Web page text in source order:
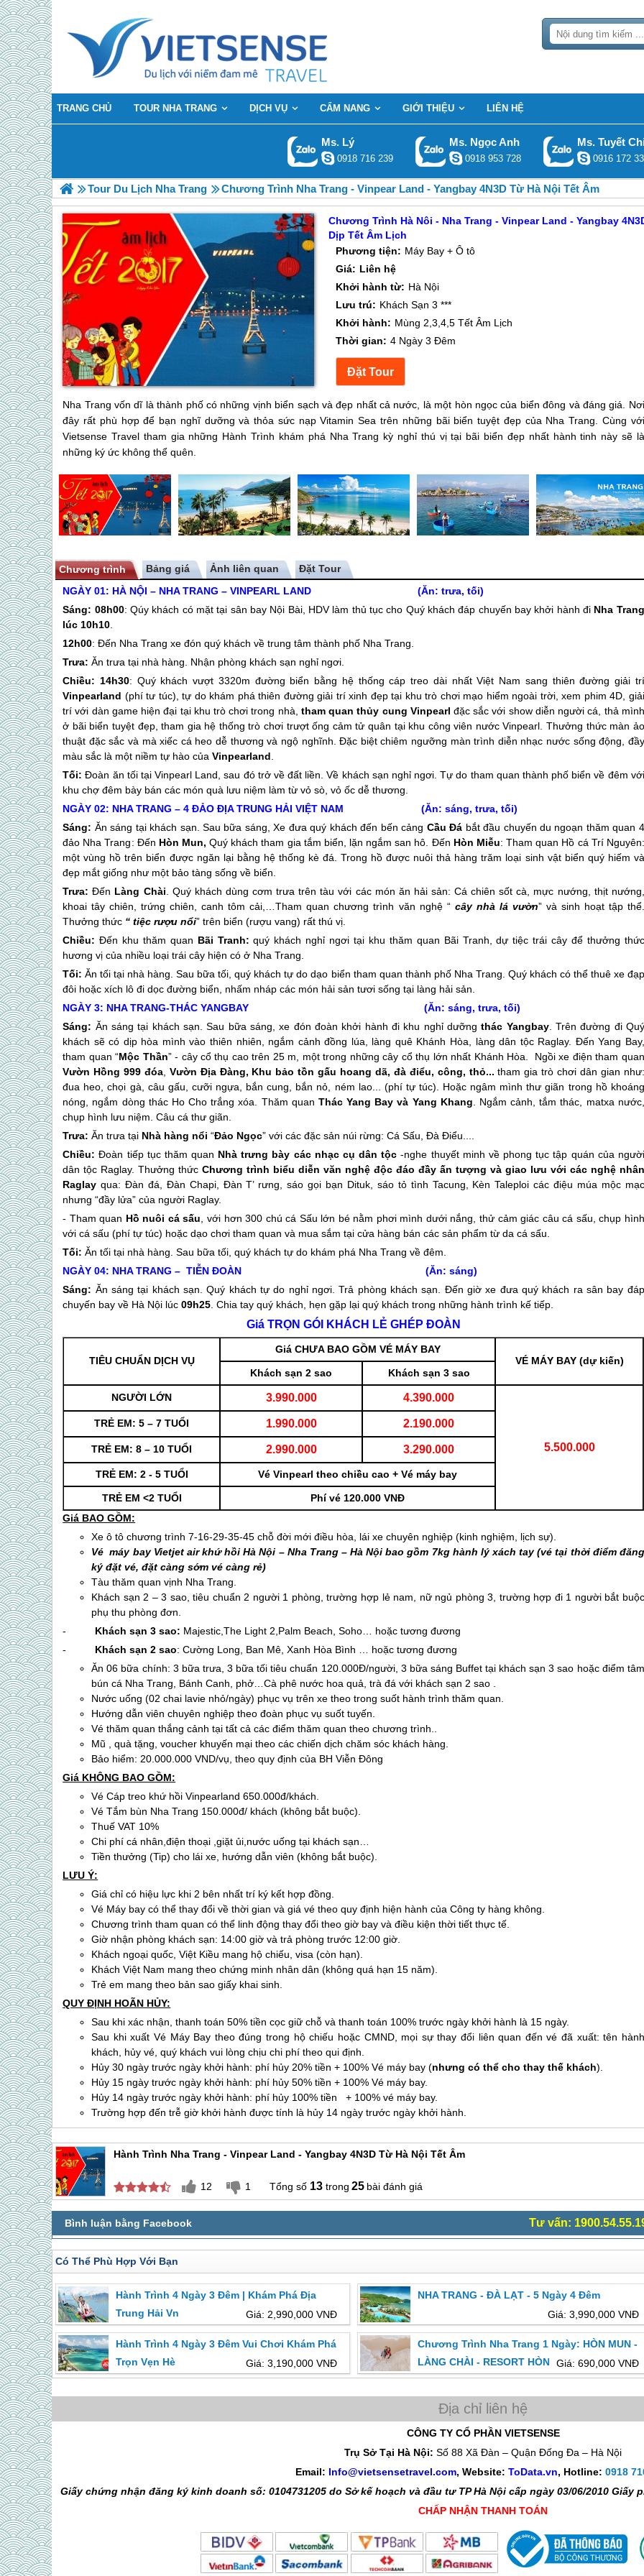
TRANG CHỦ TOUR NHA TRANG DỊCH VỤ CẨM NANG GIỚI THIỆU LIÊN HỆ
Ms. Lý
0918 716 239
Ms. Ngọc Anh
0918 953 728
Ms. Tuyết
0916 172
Tour Du Lịch Nha Trang Chương Trình Nha Trang - Vinpear Land - Yangbay 4N3D Từ Hà Nội Tết Âm
Chương Trình Hà Nôi - Nha Trang - Vinpear Land - Yangbay
Dịp Tết Âm Lịch
Phương tiện: Máy Bay + Ô tô
Giá: Liên hệ
Khởi hành từ: Hà Nội
Lưu trú: Khách Sạn 3 ***
Khởi hành: Mùng 2,3,4,5 Tết Âm Lịch
Thời gian: 4 Ngày 3 Đêm
Nha Trang vốn dĩ là thành phố có những vịnh biển sạch và đẹp nhất cả nước, là một hòn ngọc của biển đông và đáng giá. Nơi
đây rất phù hợp để bạn nghĩ dưỡng và thỏa sức nạp Vitamin Sea trên những bãi biển tuyệt đẹp của Nha Trang. Cùng với
Vietsense Travel tham gia những Hành Trình khám phá Nha Trang kỳ nghỉ thú vị tại bãi biển đẹp nhất hành tinh này sẽ là
những ký ức không thể quên.
Chương trình Bảng giá
Ảnh liên quan
NGÀY 01: HÀ NỘI – NHA TRANG – VINPEARL LAND (Ăn: trưa, tối)
Sáng: 08h00: Qúy khách có mặt tại sân bay Nội Bài, HDV làm thủ tục cho Quý khách đáp chuyến bay khởi hành đi Nha Trang
lúc 10h10
12h00: Đến Nha Trang xe đón quý khách về trung tâm thành phố Nha Trang
Trưa:Ăn trưa tại nhà hàng. Nhận phòng khách sạn nghỉ ngơi.
Chiều: 14h30: Quý khách vượt 3320m đường biển bằng hệ thống cáp treo dài nhất Việt Nam sang thiên đường giải trí
Vinpearland (phí tư túc), tự do khám phá thiên đường giải trí xinh đẹp tại khu trò chơi mạo hiểm ngoài trời, xem phim 4D, giải
trí với dàn game hiện đại tại khu trò chơi trong nhà, tham quan thủy cung Vinpearl đặc sắc với show diễn người cá, thả mình
ở bãi biển tuyệt đẹp, tham gia hệ thống trò chơi trượt ống cảm tử quân tại khu công viên nước Vinpearl. Thưởng thức màn ảo
thuật đặc sắc và mà xiếc cá heo dễ thương và ngộ nghĩnh. Đặc biệt chiêm ngưỡng màn trình diễn nhạc nước sống động, đầy
màu sắc là một niềm tự hào củaVinpearland
Tối:Đoàn ăn tối tại Vinpearl Land, sau đó trở về đất liền. Về khách sạn nghỉ ngơi. Tự do tham quan thành phố biển về đêm với
khu chợ đêm bày bán các món quà lưu niệm làm từ vỏ sò, vỏ ốc dễ thương.
NGÀY 02: NHA TRANG – 4 ĐẢO ĐỊA TRUNG HẢI VIỆT NAM (Ăn: sáng, trưa, tối)
Sáng: Ăn sáng tại khách sạn. Sau bữa sáng, Xe đưa quý khách đến bến cảng Cầu Đá bắt đầu chuyến du ngoạn thăm quan 4
đảo Nha Trang: Đến Hòn Mun, Quý khách tham gia tắm biển, lặn ngắm san hô. Đến Hòn Miễu: Tham quan Hồ cá Trí Nguyên:
một vùng hồ trên biển được ngăn lại bằng hệ thống kè đá. Trong hồ được nuôi thả hàng trăm loại sinh vật biển quý hiếm và
đẹp mắt giống như một bảo tàng sống về biển.
Trưa:Đến Làng Chài . Quý khách dùng cơm trưa trên tàu với các món ăn hải sản: Cá chiên sốt cà, mực nướng, thịt nướng,
khoai tây chiên, trứng chiên, canh tôm cải,…Tham quan chương trình văn nghệ “ cây nhà lá vườn” và sinh hoạt tập thể.
Thưởng thức “ tiệc rượu nổi” trên biển (rượu vang) rất thú vị.
Chiều:Đến khu thăm quan Bãi Tranh:quý khách nghỉ ngơi tại khu thăm quan Bãi Tranh, dự tiệc trái cây để thưởng thức
hương vị của nhiều loại trái cây hiện có ở Nha Trang
Tối:Ăn tối tại nhà hàng. Sau bữa tối, quý khách tự do dạo biển tham quan thành phố Nha Trang . Quý khách có thể thuê xe đạp
đôi hoặc xích lô đi dọc đường biển, nhấm nháp các món hải sản tươi sống tại làng hải sản.
NGÀY 3: NHA TRANG-THÁC YANGBAY (Ăn: sáng, trưa, tối)
Sáng: Ăn sáng tại khách sạn. Sau bữa sáng, xe đón đoàn khởi hành đi khu nghỉ dưỡngthác Yangbay. Trên đường đi Quý
khách sẽ có dịp hòa mình vào thiên nhiên, ngắm cảnh đồng lúa, làng quê Khánh Hòa, làng dân tộc Raglay. Đến Yang Bay,
tham quan “Mộc Thần” - cây cổ thụ cao trên 25 m, một trong những cây cổ thụ lớn nhất Khánh Hòa. Ngồi xe điện tham quan
Vườn Hồng 999 đóa, Vườn Địa Đàng, Khu bảo tồn gấu hoang dã, đà điểu, công, thỏ... tham gia trò chơi dân gian như:
đua heo, chọi gà, câu gấu, cưỡi ngựa, bắn cung, bắn nỏ, ném lao... (phí tự túc). Hoặc ngâm mình thư giãn trong hồ khoáng
nóng, ngắm dòng thác Ho Cho trắng xóa. Thăm quan Thác Yang Bay và Yang Khang . Ngắm cảnh, tắm thác, matxa nước,
chụp hình lưu niệm. Câu cá thư giãn.
Trưa:Ăn trưa tại Nhà hàng nổi “Đảo Ngọc” với các đặc sản núi rừng: Cá Sấu, Đà Điểu....
Chiều:Đoàn tiếp tục thăm quan Nhà trưng bày các nhạc cụ dân tộc-nghe thuyết minh về phong tục tập quán của người
dân tộc Raglay. Thưởng thứcChương trình biểu diễn văn nghệ độc đáo đầy ấn tượng và giao lưu với các nghệ nhân
Raglay qua: Đàn đá, Đàn Chapi, Đàn T’ rưng, sáo gọi bạn Dituk, sáo tỏ tình Tacung, Kèn Taleploi các điệu múa mộc mạc
nhưng “đầy lửa” của người Raglay.
- Tham quan Hồ nuôi cá sấu , với hơn 300 chú cá Sấu lớn bé nằm phơi mình dưới nắng, thử cảm giác câu cá sấu, chụp hình
với cá sấu (phí tự túc) hoặc dạo chơi tham quan và mua sắm tại cửa hàng bán các sản phẩm từ da cá sấu.
Tối:Ăn tối tại nhà hàng. Sau bữa tối, quý khách tự do khám phá Nha Trang về đêm.
NGÀY 04: NHA TRANG – TIỄN ĐOÀN (Ăn: sáng)
Sáng: Ăn sáng tại khách sạn. Quý khách tự do nghỉ ngơi. Trả phòng khách sạn. Đến giờ xe đưa quý khách ra sân bay đáp
chuyến bay về Hà Nội lúc09h25 . Chia tay quý khách, hẹn gặp lại quý khách trong những hành trình kế tiếp.
Giá TRỌN GÓI KHÁCH LẺ GHÉP ĐOÀN
TIÊU CHUẨN DỊCH VỤ
Giá CHƯA BAO GỒM VÉ MÁY BAY
VÉ MÁY BAY (dự kiến)
Khách sạn 2 sao
Khách sạn 3 sao
NGƯỜI LỚN 3.990.000 4.390.000
5.500.000
TRẺ EM: 5 – 7 TUỔI 1.990.000 2.190.000
TRẺ EM: 8 – 10 TUỔI 2.990.000 3.290.000
TRẺ EM: 2 - 5 TUỔI Vé Vinpearl theo chiều cao + Vé máy bay
TRẺ EM <2 TUỔI
Phí vé 120.000 VNĐ
Giá BAO GỒM:
Xe ô tô chương trình 7-16-29-35-45 chỗ đời mới điều hòa, lái xe chuyên nghiệp (kinh nghiệm, lịch sự).
Vé máy bay Vietjet air khứ hồi Hà Nội – Nha Trang– Hà Nội bao gồm 7kg hành lý xách tay (vé tại thời điểm đăng
ký đặt vé, đặt càng sớm vé càng rẻ)
Tàu thăm quan vịnh Nha Trang
Khách sạn 2 – 3 sao, tiêu chuẩn 2 người 1 phòng, trường hợp lẻ nam, nữ ngủ phòng 3, trường hợp đi 1 người bắt buộc
phụ thu phòng đơn.
- Khách sạn 3 sao: Majestic,The Light 2,Palm Beach, Soho… hoặc tương đương
- Khách sạn 2 sao: Cường Long, Ban Mê, Xanh Hòa Bình … hoặc tương đương
Ăn 06 bữa chính: 3 bữa trưa, 3 bữa tối tiêu chuẩn 120.000Đ/người, 3 bữa sáng Buffet tại khách sạn 3 sao hoặc điểm tâm
bún cá Nha Trang , Bánh Canh, phở…Cà phê nước hoa quả, trà đá với khách sạn 2 sao .
Nước uống (02 chai lavie nhỏ/ngày) phục vụ trên xe theo trong suốt hành trình thăm quan.
Hướng dẫn viên chuyên nghiệp theo đoàn phục vụ suốt tuyến.
Vé thăm quan thắng cảnh tại tất cả các điểm thăm quan theo chương trình..
Mũ , quà tặng, voucher khuyến mại theo các chiến dịch chăm sóc khách hàng.
Bảo hiểm: 20.000.000 VND/vụ, theo quy định của BH Viễn Đông
Giá KHÔNG BAO GỒM:
Vé Cáp treo khứ hồi Vinpearland 650.000đ/khách.
Vé Tắm bùn Nha Trang 150.000đ/ khách (không bắt buộc).
Thuế VAT 10%
Chi phí cá nhân,điện thoại ,giặt ủi,nước uống tại khách sạn…
Tiền thưởng (Tip) cho lái xe, hướng dẫn viên (không bắt buộc).
LƯU Ý:
Giá chỉ có hiệu lực khi 2 bên nhất trí ký kết hợp đồng.
Vé Máy bay có thể thay đổi về thời gian và giá vé theo quy định hiện hành của Công ty hàng không.
Chương trình tham quan có thể linh động thay đổi theo giờ bay và điều kiện thời tiết thực tế.
Giờ nhận phòng khách sạn: 14:00 giờ và trả phòng trước 12:00 giờ.
Khách ngoại quốc, Việt Kiều mang hộ chiếu, visa (còn hạn).
Khách Việt Nam mang theo chứng minh nhân dân (không quá hạn 15 năm).
Trẻ em mang theo bản sao giấy khai sinh.
QUY ĐỊNH HOÃN HỦY:
Sau khi xác nhận, thanh toán 50% tiền cọc giữ chỗ và thanh toán 100% trước ngày khởi hành là 15 ngày.
Sau khi xuất Vé Máy Bay theo đúng trong hộ chiếu hoặc CMND, mọi sự thay đổi liên quan đến vé đã xuất: tên hành
khách, hủy vé, quý khách vui lòng chịu chi phí theo qui định.
Hủy 30 ngày trước ngày khởi hành: phí hủy 20% tiền + 100% Vé máy bay (nhưng có thể cho thay thế khách).
Hủy 15 ngày trước ngày khởi hành: phí hủy 50% tiền + 100% Vé máy bay.
Hủy 14 ngày trước ngày khởi hành: phí hủy 100% tiền + 100% vé máy bay.
Trường hợp đến trễ giờ khởi hành được tính là hủy 14 ngày trước ngày khởi hành.
Hành Trình Nha Trang - Vinpear Land - Yangbay 4N3D Từ Hà Nội Tết Âm
12 1 13 25 bài đánh giá
Tư vấn:
Có Thể Phù Hợp Với Bạn
Hành Trình 4 Ngày 3 Đêm | Khám Phá Địa
Trung Hải Vn
Giá: 2,990,000 VNĐ
NHA TRANG - ĐÀ LẠT - 5 Ngày 4 Đêm
Giá: 3,990,000 VNĐ
Hành Trình 4 Ngày 3 Đêm Vui Chơi Khám Phá
Trọn Vẹn Hè
Giá: 3,190,000 VNĐ
Chương Trình Nha Trang 1 Ngày: HÒN MUN -
LÀNG CHÀI - RESORT HÒN TẰM - TẮM BÙN
Giá: 690,000 VNĐ
CÔNG TY CỔ PHẦN VIETSENSE
Trụ Sở Tại Hà Nội: Số 88 Xã Đàn – Quận Đống Đa – Hà Nội
Email: Info@vietsensetravel.com, Website: ToData.vn, Hotline: 0918
Giấy chứng nhận đăng ký kinh doanh số: 0104731205 do Sở kế hoạch và đầu tư TP Hà Nội cấp ngày 03/06/2010 Giấy
CHẤP NHẬN THANH TOÁN